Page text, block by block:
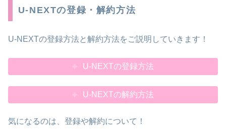
U-NEXTの登録・解約方法
U-NEXTの登録方法と解約方法をご説明していきます！
U-NEXTの登録方法
U-NEXTの解約方法
気になるのは、登録や解約について！